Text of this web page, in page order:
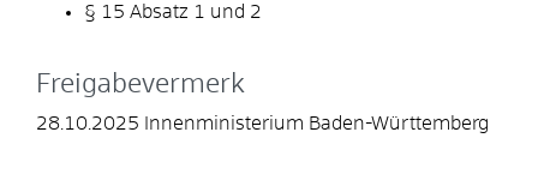
§ 15 Absatz 1 und 2
Freigabevermerk
28.10.2025 Innenministerium Baden-Württemberg